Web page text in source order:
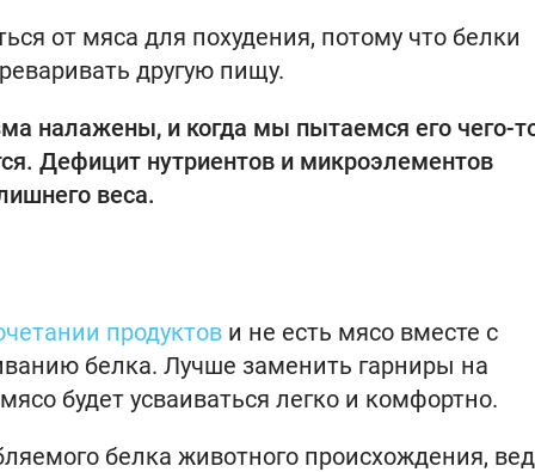
от мяса для похудения, потому что белки
другую пищу.
налажены, и когда мы пытаемся его чего-
Дефицит нутриентов и микроэлементов
веса.
продуктов и не есть мясо вместе с
белка. Лучше заменить гарниры на
будет усваиваться легко и комфортно.
белка животного происхождения,